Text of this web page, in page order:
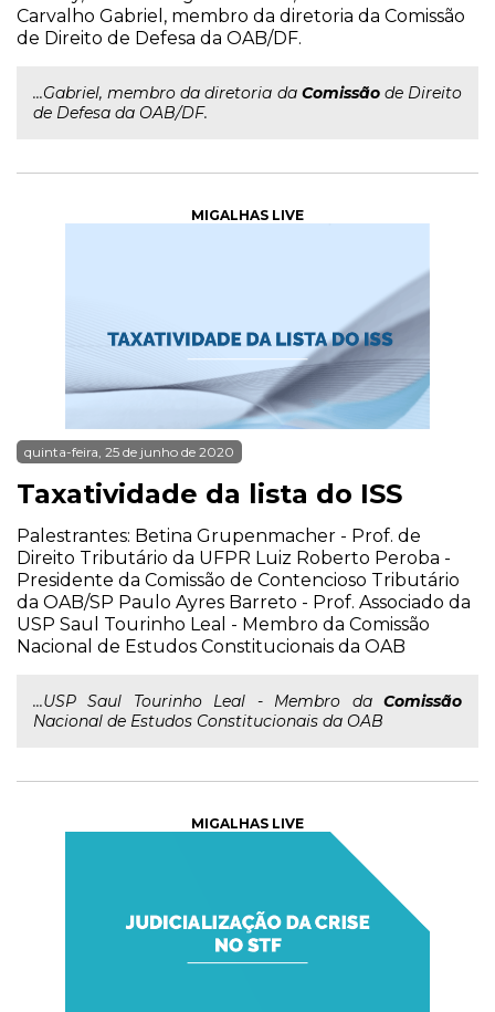
Carvalho Gabriel, membro da diretoria da Comissão
de Direito de Defesa da OAB/DF.
...Gabriel, membro da diretoria da Comissãode Direito
de Defesa da OAB/DF.
MIGALHAS LIVE
quinta-feira, 25 de junho de 2020
Taxatividade da lista do ISS
Palestrantes: Betina Grupenmacher - Prof. de
Direito Tributário da UFPR Luiz Roberto Peroba -
Presidente da Comissão de Contencioso Tributário
da OAB/SP Paulo Ayres Barreto - Prof. Associado da
USP Saul Tourinho Leal - Membro da Comissão
Nacional de Estudos Constitucionais da OAB
...USP Saul Tourinho Leal - Membro da Comissão
Nacional de Estudos Constitucionais da OAB
MIGALHAS LIVE